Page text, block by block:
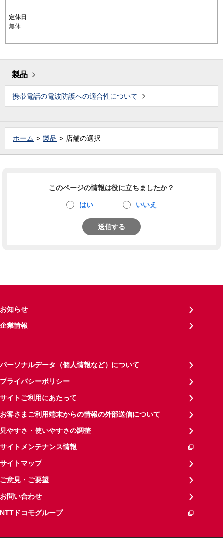
定休日
無休
製品
携帯電話の電波防護への適合性について
ホーム 製品 店舗の選択
このページの情報は役に立ちましたか？
はい いいえ
送信する
お知らせ
企業情報
パーソナルデータ（個人情報など）について
プライバシーポリシー
サイトご利用にあたって
お客さまご利用端末からの情報の外部送信について
見やすさ・使いやすさの調整
サイトメンテナンス情報
サイトマップ
ご意見・ご要望
お問い合わせ
NTTドコモグループ